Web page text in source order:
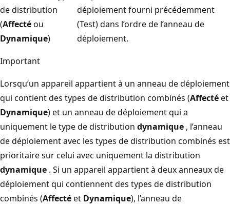
de distribution
(Affectéou
Dynamique)
déploiement fourni précédemment
(Test) dans l’ordre de l’anneau de
déploiement.
Important
Lorsqu’un appareil appartient à un anneau de déploiement
qui contient des types de distribution combinés (Affectéet
Dynamique) et un anneau de déploiement qui a
uniquement le type de distribution dynamique , l’anneau
de déploiement avec les types de distribution combinés est
prioritaire sur celui avec uniquement la distribution
dynamique . Si un appareil appartient à deux anneaux de
déploiement qui contiennent des types de distribution
combinés (Affectéet Dynamique), l’anneau de